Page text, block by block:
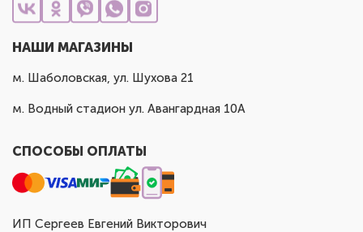
НАШИ МАГАЗИНЫ
м. Шаболовская, ул. Шухова 21
м. Водный стадион ул. Авангардная 10А
СПОСОБЫ ОПЛАТЫ
ИП Сергеев Евгений Викторович